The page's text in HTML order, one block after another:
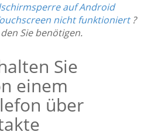
auf Android
nicht funktioniert?
Sie benötigen.
Sie
einem
über